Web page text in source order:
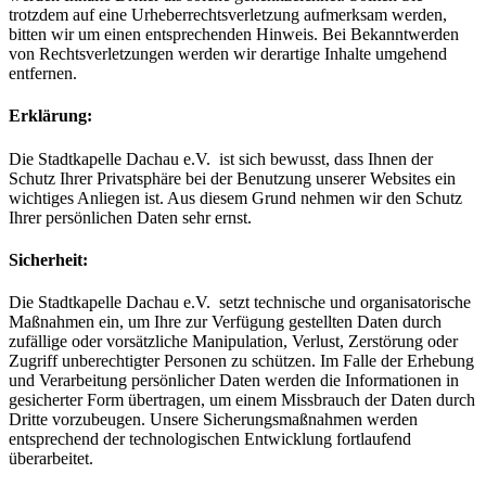
trotzdem auf eine Urheberrechtsverletzung aufmerksam werden,
bitten wir um einen entsprechenden Hinweis. Bei Bekanntwerden
von Rechtsverletzungen werden wir derartige Inhalte umgehend
entfernen.
Erklärung:
Die Stadtkapelle Dachau e.V. ist sich bewusst, dass Ihnen der
Schutz Ihrer Privatsphäre bei der Benutzung unserer Websites ein
wichtiges Anliegen ist. Aus diesem Grund nehmen wir den Schutz
Ihrer persönlichen Daten sehr ernst.
Sicherheit:
Die Stadtkapelle Dachau e.V. setzt technische und organisatorische
Maßnahmen ein, um Ihre zur Verfügung gestellten Daten durch
zufällige oder vorsätzliche Manipulation, Verlust, Zerstörung oder
Zugriff unberechtigter Personen zu schützen. Im Falle der Erhebung
und Verarbeitung persönlicher Daten werden die Informationen in
gesicherter Form übertragen, um einem Missbrauch der Daten durch
Dritte vorzubeugen. Unsere Sicherungsmaßnahmen werden
entsprechend der technologischen Entwicklung fortlaufend
überarbeitet.